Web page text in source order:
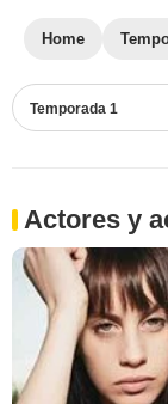
Home
Temporada 1
Actores y